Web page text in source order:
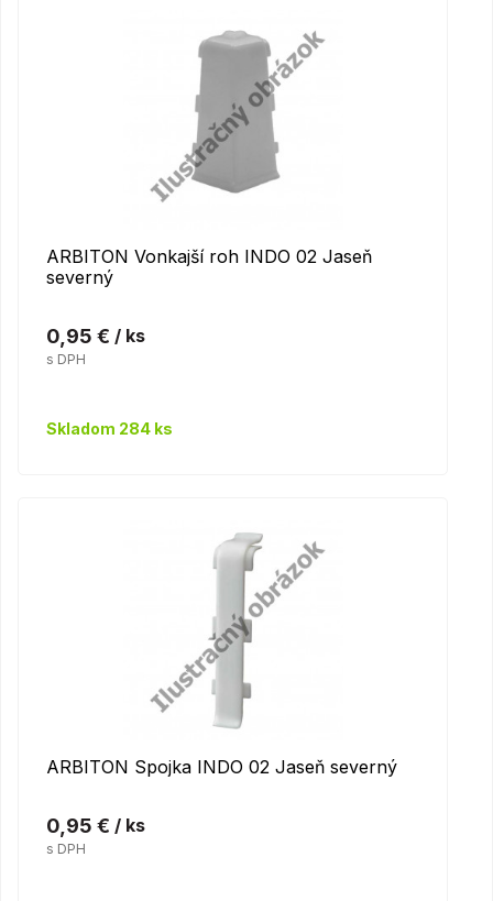
ARBITON Vonkajší roh INDO 02 Jaseň
severný
0,95 € / ks
s DPH
Skladom 284 ks
ARBITON Spojka INDO 02 Jaseň severný
0,95 € / ks
s DPH